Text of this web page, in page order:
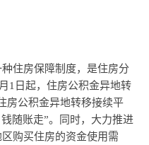
住房保障制度，是住房分
1日起，住房公积金异地转
房公积金异地转移接续平
随账走”。同时，大力推进
购买住房的资金使用需